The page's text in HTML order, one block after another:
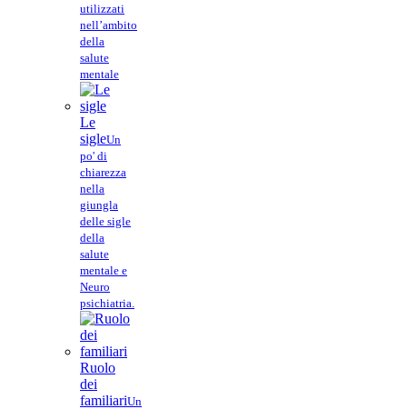
utilizzati
nell’ambito
della
salute
mentale
Le
sigleUn
po' di
chiarezza
nella
giungla
delle sigle
della
salute
mentale e
Neuro
psichiatria.
Ruolo
dei
familiariUn